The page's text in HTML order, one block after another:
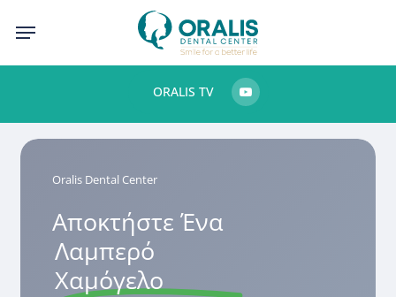
to
main
Menu
ORALIS TV
Oralis Dental Center
Αποκτήστε Ένα
Λαμπερό
Χαμόγελο